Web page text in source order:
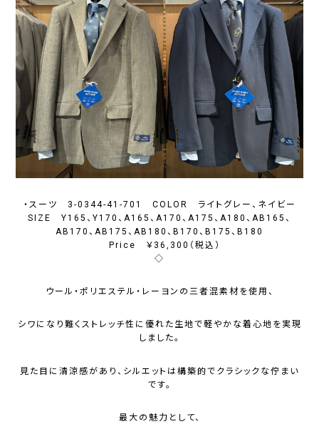
・スーツ 3-0344-41-701 COLOR ライトグレー、ネイビー
SIZE Y165、Y170、A165、A170、A175、A180、AB165、
AB170、AB175、AB180、B170、B175、B180
Price ￥36,300（税込）
◇
ウール・ポリエステル・レーヨンの三者混素材を使用、
シワになり難くストレッチ性に優れた生地で軽やかな着心地を実現
しました。
見た目に清涼感があり、シルエットは構築的でクラシックな佇まい
です。
最大の魅力として、